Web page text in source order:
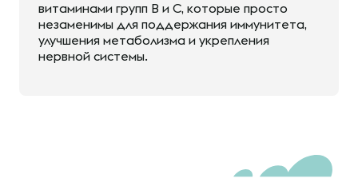
витаминами групп В и С, которые просто
незаменимы для поддержания иммунитета,
улучшения метаболизма и укрепления
нервной системы.